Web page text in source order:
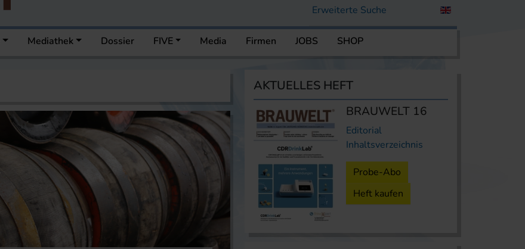
Erweiterte Suche
Mediathek Dossier FIVE Media Firmen JOBS SHOP
AKTUELLES HEFT
BRAUWELT 16
Editorial
Inhaltsverzeichnis
Probe-Abo
Heft kaufen